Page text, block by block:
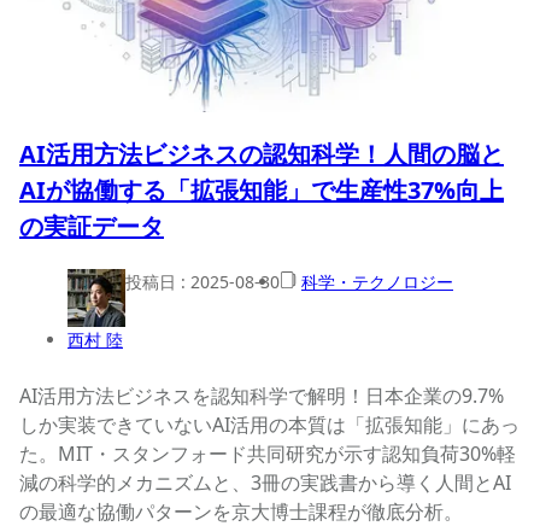
AI活用方法ビジネスの認知科学！人間の脳と
AIが協働する「拡張知能」で生産性37%向上
の実証データ
西村 陸
投稿日 : 2025-08-30 科学・テクノロジー
AI活用方法ビジネスを認知科学で解明！日本企業の9.7%
しか実装できていないAI活用の本質は「拡張知能」にあっ
た。MIT・スタンフォード共同研究が示す認知負荷30%軽
減の科学的メカニズムと、3冊の実践書から導く人間とAI
の最適な協働パターンを京大博士課程が徹底分析。